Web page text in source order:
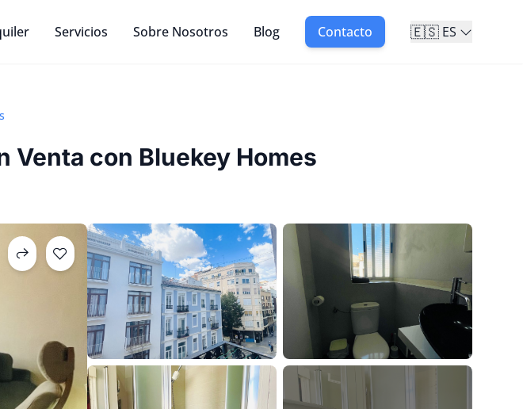
Servicios Sobre Nosotros Blog Contacto 🇪🇸 ES
Venta con Bluekey Homes